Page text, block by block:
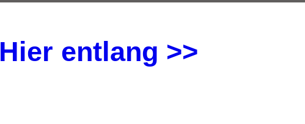
Hier entlang >>